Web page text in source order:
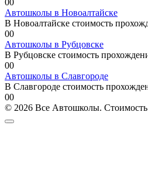
00
Автошколы в Новоалтайске
В Новоалтайске стоимость
00
Автошколы в Рубцовске
В Рубцовске стоимость
00
Автошколы в Славгороде
В Славгороде стоимость
00
© 2026 Все Автошколы. Стоимость